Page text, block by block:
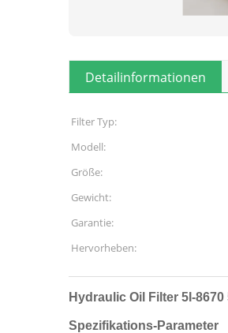
Detailinformationen
Filter Typ:
Modell:
Größe:
Gewicht:
Garantie:
Hervorheben:
Hydraulic Oil Filter 5I-
Spezifikations-Parameter